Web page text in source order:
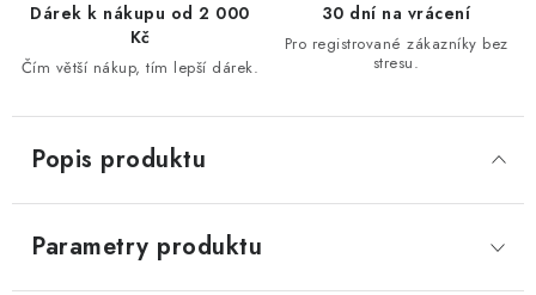
Dárek k nákupu od 2 000
Kč
Čím větší nákup, tím lepší dárek.
30 dní na vrácení
Pro registrované zákazníky bez
stresu.
Popis produktu
Parametry produktu